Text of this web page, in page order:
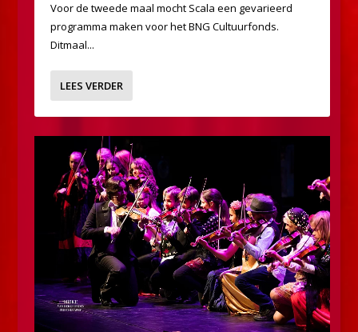
Voor de tweede maal mocht Scala een gevarieerd
programma maken voor het BNG Cultuurfonds.
Ditmaal...
LEES VERDER